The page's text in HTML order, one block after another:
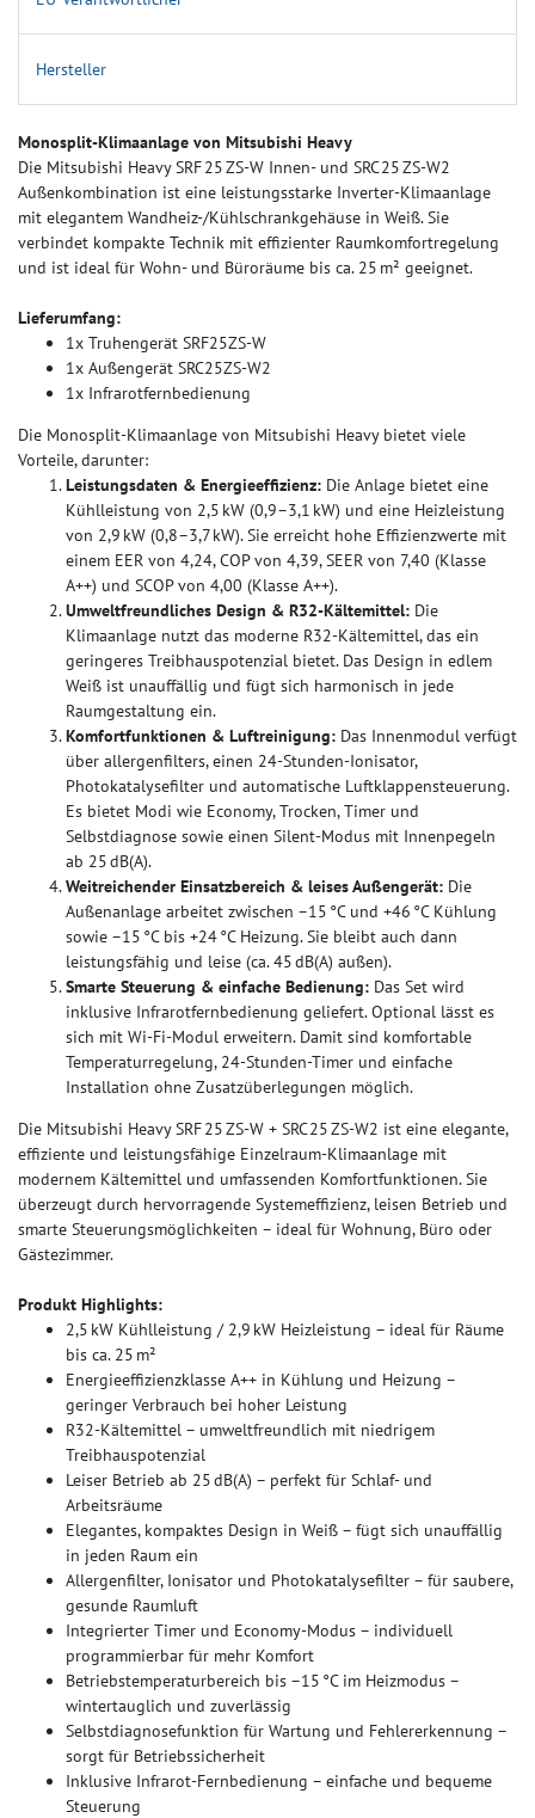
Hersteller
Monosplit-Klimaanlage von Mitsubishi Heavy
Die Mitsubishi Heavy SRF 25 ZS‑W Innen- und SRC 25 ZS‑W2
Außenkombination ist eine leistungsstarke Inverter-Klimaanlage
mit elegantem Wandheiz-/Kühlschrankgehäuse in Weiß. Sie
verbindet kompakte Technik mit effizienter Raumkomfortregelung
und ist ideal für Wohn- und Büroräume bis ca. 25 m² geeignet.
Lieferumfang:
1x Truhengerät SRF25ZS-W
1x Außengerät SRC25ZS-W2
1x Infrarotfernbedienung
Die Monosplit-Klimaanlage von Mitsubishi Heavy bietet viele
Vorteile, darunter:
Leistungsdaten & Energieeffizienz: Die Anlage bietet eine
Kühlleistung von 2,5 kW (0,9–3,1 kW) und eine Heizleistung
von 2,9 kW (0,8–3,7 kW). Sie erreicht hohe Effizienzwerte mit
einem EER von 4,24, COP von 4,39, SEER von 7,40 (Klasse
A++) und SCOP von 4,00 (Klasse A++).
Umweltfreundliches Design & R32-Kältemittel: Die
Klimaanlage nutzt das moderne R32-Kältemittel, das ein
geringeres Treibhauspotenzial bietet. Das Design in edlem
Weiß ist unauffällig und fügt sich harmonisch in jede
Raumgestaltung ein.
Komfortfunktionen & Luftreinigung: Das Innenmodul verfügt
über allergenfilters, einen 24-Stunden-Ionisator,
Photokatalysefilter und automatische Luftklappensteuerung.
Es bietet Modi wie Economy, Trocken, Timer und
Selbstdiagnose sowie einen Silent-Modus mit Innenpegeln
ab 25 dB(A).
Weitreichender Einsatzbereich & leises Außengerät: Die
Außenanlage arbeitet zwischen –15 °C und +46 °C Kühlung
sowie –15 °C bis +24 °C Heizung. Sie bleibt auch dann
leistungsfähig und leise (ca. 45 dB(A) außen).
Smarte Steuerung & einfache Bedienung: Das Set wird
inklusive Infrarotfernbedienung geliefert. Optional lässt es
sich mit Wi‑Fi-Modul erweitern. Damit sind komfortable
Temperaturregelung, 24-Stunden-Timer und einfache
Installation ohne Zusatzüberlegungen möglich.
Die Mitsubishi Heavy SRF 25 ZS‑W + SRC 25 ZS‑W2 ist eine elegante,
effiziente und leistungsfähige Einzelraum-Klimaanlage mit
modernem Kältemittel und umfassenden Komfortfunktionen. Sie
überzeugt durch hervorragende Systemeffizienz, leisen Betrieb und
smarte Steuerungsmöglichkeiten – ideal für Wohnung, Büro oder
Gästezimmer.
Produkt Highlights:
2,5 kW Kühlleistung / 2,9 kW Heizleistung – ideal für Räume
bis ca. 25 m²
Energieeffizienzklasse A++ in Kühlung und Heizung –
geringer Verbrauch bei hoher Leistung
R32-Kältemittel – umweltfreundlich mit niedrigem
Treibhauspotenzial
Leiser Betrieb ab 25 dB(A) – perfekt für Schlaf- und
Arbeitsräume
Elegantes, kompaktes Design in Weiß – fügt sich unauffällig
in jeden Raum ein
Allergenfilter, Ionisator und Photokatalysefilter – für saubere,
gesunde Raumluft
Integrierter Timer und Economy-Modus – individuell
programmierbar für mehr Komfort
Betriebstemperaturbereich bis –15 °C im Heizmodus –
wintertauglich und zuverlässig
Selbstdiagnosefunktion für Wartung und Fehlererkennung –
sorgt für Betriebssicherheit
Inklusive Infrarot-Fernbedienung – einfache und bequeme
Steuerung